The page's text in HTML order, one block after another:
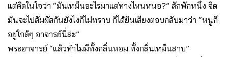
แต่คิดในใจว่า “มันเหม็นอะไรมาแต่ทางไหนหนอ?” สักพักหนึ่ง จิต
มันจะไปสัมผัสกันยังไงก็ไม่ทราบ ก็ได้ยินเสียงตอบกลับมาว่า “หนูก็
อยู่ใกล้ๆ อาจารย์นี่ล่ะ”
พระอาจารย์ “แล้วทำไมมีทั้งกลิ่นหอม ทั้งกลิ่นเหม็นสาบ”